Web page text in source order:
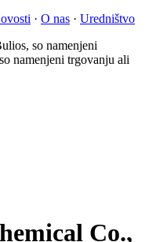
· O nas · Uredništvo
so namenjeni
namenjeni trgovanju ali
Co.,